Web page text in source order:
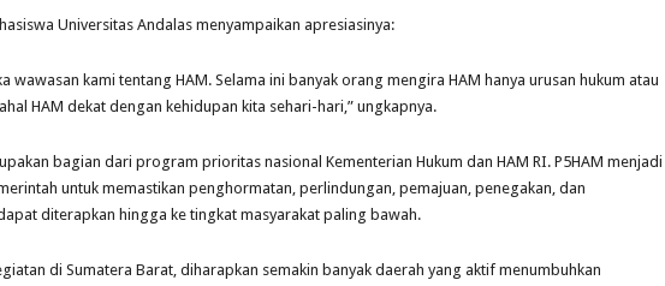
Universitas Andalas menyampaikan apresiasinya:
wawasan kami tentang HAM. Selama ini banyak orang mengira HAM hanya urusan hukum atau
HAM dekat dengan kehidupan kita sehari-hari,” ungkapnya.
bagian dari program prioritas nasional Kementerian Hukum dan HAM RI. P5HAM menjadi
untuk memastikan penghormatan, perlindungan, pemajuan, penegakan, dan
diterapkan hingga ke tingkat masyarakat paling bawah.
di Sumatera Barat, diharapkan semakin banyak daerah yang aktif menumbuhkan